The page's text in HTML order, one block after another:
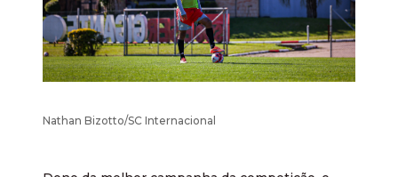
Nathan Bizotto/SC Internacional